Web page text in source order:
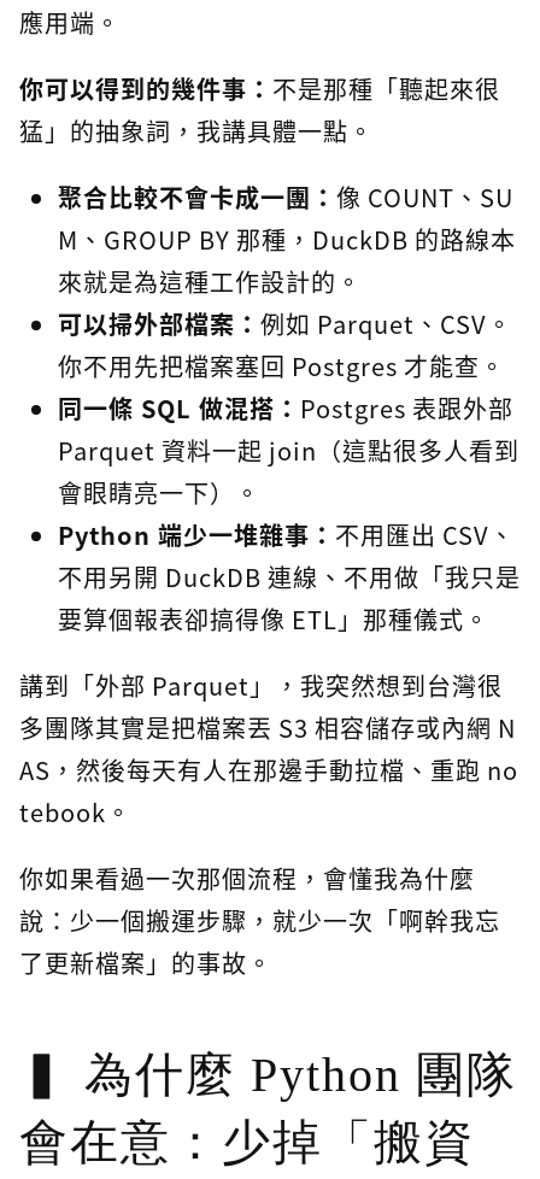
應用端。
你可以得到的幾件事： 不是那種「聽起來很
猛」的抽象詞，我講具體一點。
聚合比較不會卡成一團： 像 COUNT、SU
M、GROUP BY 那種，DuckDB 的路線本
來就是為這種工作設計的。
可以掃外部檔案： 例如 Parquet、CSV。
你不用先把檔案塞回 Postgres 才能查。
同一條 SQL 做混搭： Postgres 表跟外部
Parquet 資料一起 join（這點很多人看到
會眼睛亮一下）。
Python 端少一堆雜事： 不用匯出 CSV、
不用另開 DuckDB 連線、不用做「我只是
要算個報表卻搞得像 ETL」那種儀式。
講到「外部 Parquet」，我突然想到台灣很
多團隊其實是把檔案丟 S3 相容儲存或內網 N
AS，然後每天有人在那邊手動拉檔、重跑 no
tebook。
你如果看過一次那個流程，會懂我為什麼
說：少一個搬運步驟，就少一次「啊幹我忘
了更新檔案」的事故。
為什麼 Python 團隊
會在意：少掉「搬資